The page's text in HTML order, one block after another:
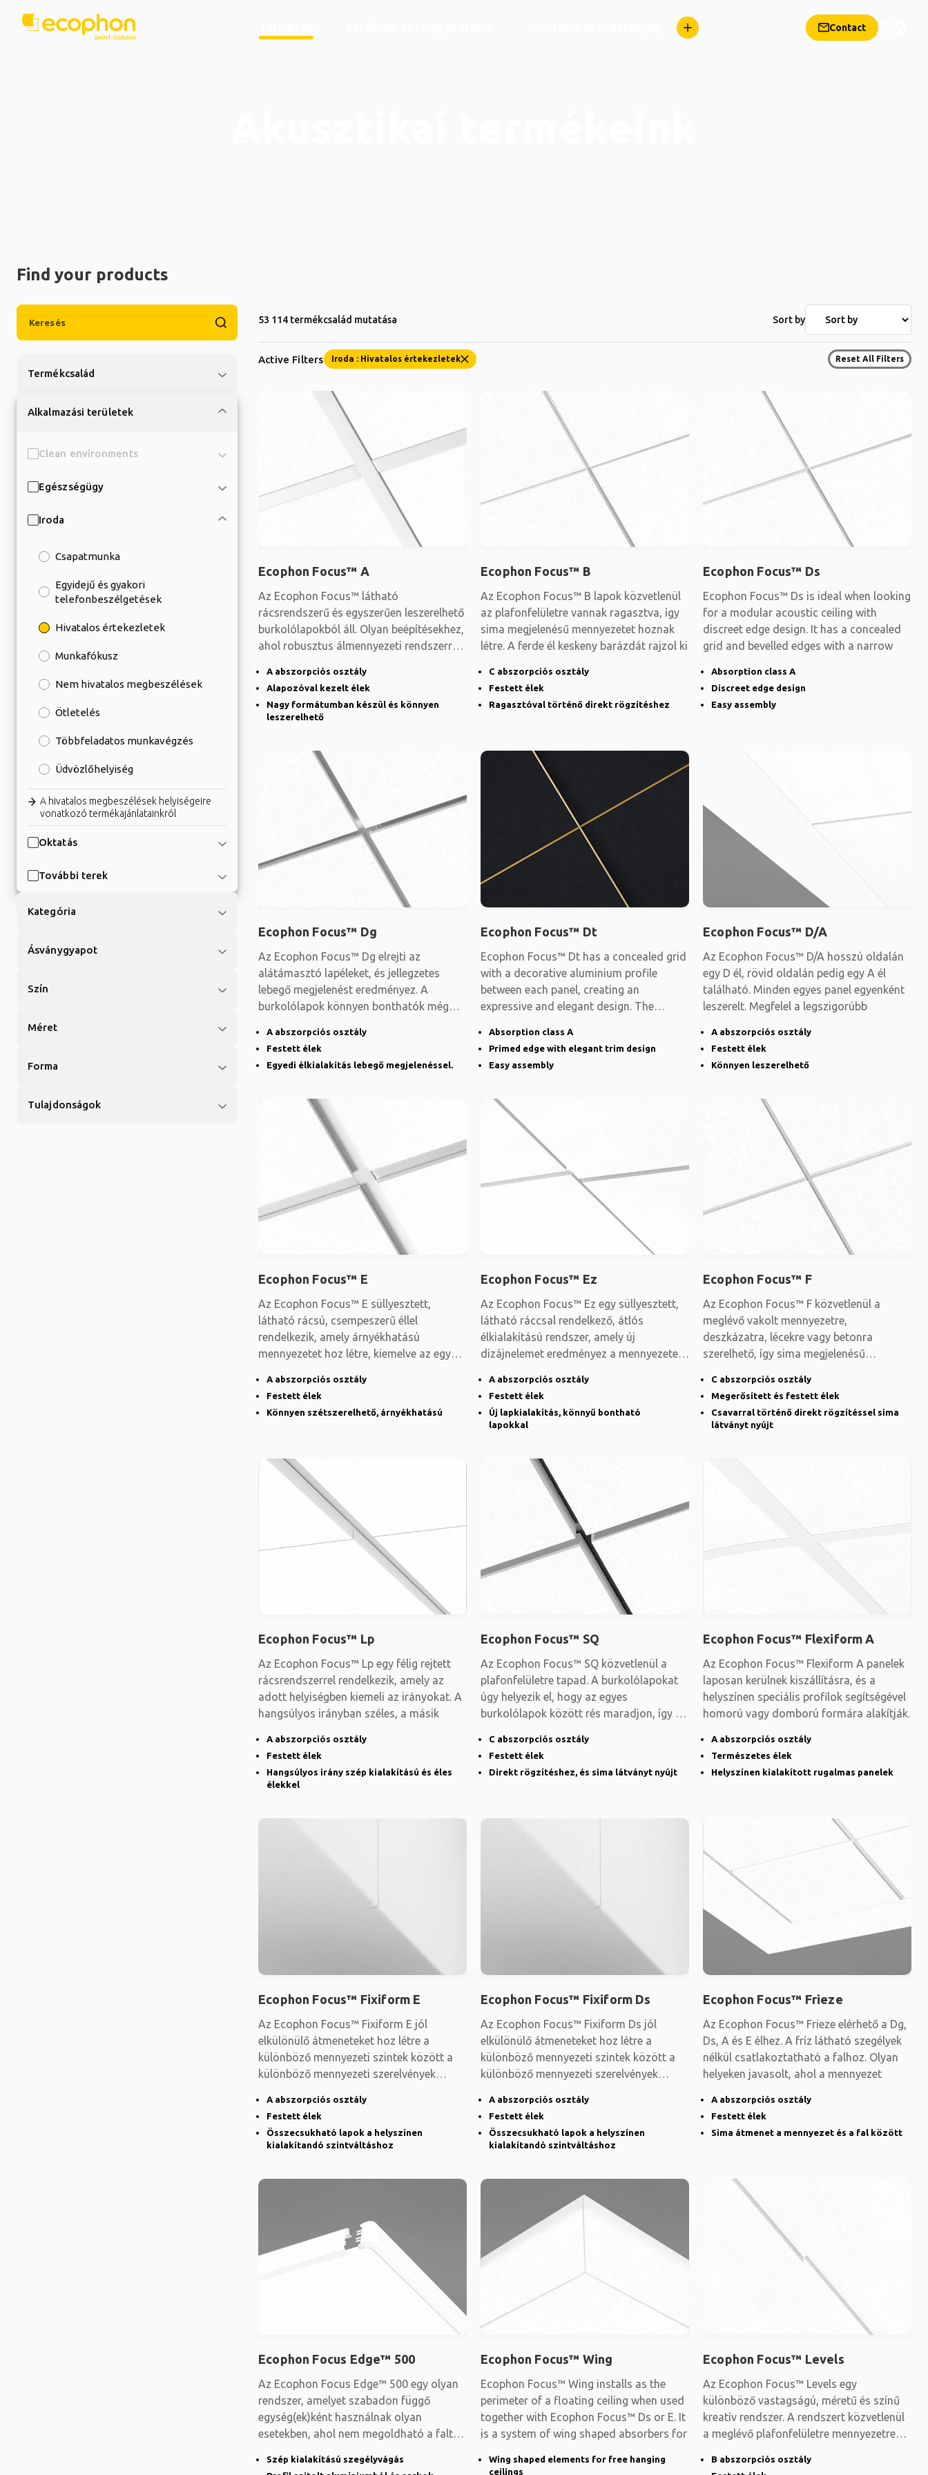
Contact
Find your products
Termékcsalád
Alkalmazási területek
Clean environments
Egészségügy
Iroda
Csapatmunka
Egyidejű és gyakori
telefonbeszélgetések
Hivatalos értekezletek
Munkafókusz
Nem hivatalos megbeszélések
Ötletelés
Többfeladatos munkavégzés
Üdvözlőhelyiség
A hivatalos megbeszélések helyiségeire
vonatkozó termékajánlatainkról
Oktatás
További terek
Kategória
Ásványgyapot
Szín
Méret
Forma
Tulajdonságok
53 114 termékcsalád mutatása Sort by
Active Filters Iroda : Hivatalos értekezletek Reset All Filters
Ecophon Focus™ A
Az Ecophon Focus™ látható
rácsrendszerű és egyszerűen leszerelhető
burkolólapokból áll. Olyan beépítésekhez,
ahol robusztus álmennyezeti rendszerre
A abszorpciós osztály
Alapozóval kezelt élek
Nagy formátumban készül és könnyen
leszerelhető
Ecophon Focus™ B
Az Ecophon Focus™ B lapok közvetlenül
az plafonfelületre vannak ragasztva, így
sima megjelenésű mennyezetet hoznak
létre. A ferde él keskeny barázdát rajzol ki
C abszorpciós osztály
Festett élek
Ragasztóval történő direkt rögzítéshez
Ecophon Focus™ Ds
Ecophon Focus™ Ds is ideal when looking
for a modular acoustic ceiling with
discreet edge design. It has a concealed
grid and bevelled edges with a narrow
Absorption class A
Discreet edge design
Easy assembly
Ecophon Focus™ Dg
Az Ecophon Focus™ Dg elrejti az
alátámasztó lapéleket, és jellegzetes
lebegő megjelenést eredményez. A
burkolólapok könnyen bonthatók még
A abszorpciós osztály
Festett élek
Egyedi élkialakítás lebegő megjelenéssel.
Ecophon Focus™ Dt
Ecophon Focus™ Dt has a concealed grid
with a decorative aluminium profile
between each panel, creating an
expressive and elegant design. The
Absorption class A
Primed edge with elegant trim design
Easy assembly
Ecophon Focus™ D/A
Az Ecophon Focus™ D/A hosszú oldalán
egy D él, rövid oldalán pedig egy A él
található. Minden egyes panel egyenként
leszerelt. Megfelel a legszigorúbb
A abszorpciós osztály
Festett élek
Könnyen leszerelhető
Ecophon Focus™ E
Az Ecophon Focus™ E süllyesztett,
látható rácsú, csempeszerű éllel
rendelkezik, amely árnyékhatású
mennyezetet hoz létre, kiemelve az egyes
A abszorpciós osztály
Festett élek
Könnyen szétszerelhető, árnyékhatású
Ecophon Focus™ Ez
Az Ecophon Focus™ Ez egy süllyesztett,
látható ráccsal rendelkező, átlós
élkialakítású rendszer, amely új
dizájnelemet eredményez a mennyezeten.
A abszorpciós osztály
Festett élek
Új lapkialakítás, könnyű bontható
lapokkal
Ecophon Focus™ F
Az Ecophon Focus™ F közvetlenül a
meglévő vakolt mennyezetre,
deszkázatra, lécekre vagy betonra
szerelhető, így sima megjelenésű
C abszorpciós osztály
Megerősített és festett élek
Csavarral történő direkt rögzítéssel sima
látványt nyújt
Ecophon Focus™ Lp
Az Ecophon Focus™ Lp egy félig rejtett
rácsrendszerrel rendelkezik, amely az
adott helyiségben kiemeli az irányokat. A
hangsúlyos irányban széles, a másik
A abszorpciós osztály
Festett élek
Hangsúlyos irány szép kialakítású és éles
élekkel
Ecophon Focus™ SQ
Az Ecophon Focus™ SQ közvetlenül a
plafonfelületre tapad. A burkolólapokat
úgy helyezik el, hogy az egyes
burkolólapok között rés maradjon, így a
C abszorpciós osztály
Festett élek
Direkt rögzítéshez, és sima látványt nyújt
Ecophon Focus™ Flexiform A
Az Ecophon Focus™ Flexiform A panelek
laposan kerülnek kiszállításra, és a
helyszínen speciális profilok segítségével
homorú vagy domború formára alakítják.
A abszorpciós osztály
Természetes élek
Helyszínen kialakított rugalmas panelek
Ecophon Focus™ Fixiform E
Az Ecophon Focus™ Fixiform E jól
elkülönülő átmeneteket hoz létre a
különböző mennyezeti szintek között a
különböző mennyezeti szerelvények
A abszorpciós osztály
Festett élek
Összecsukható lapok a helyszínen
kialakítandó szintváltáshoz
Ecophon Focus™ Fixiform Ds
Az Ecophon Focus™ Fixiform Ds jól
elkülönülő átmeneteket hoz létre a
különböző mennyezeti szintek között a
különböző mennyezeti szerelvények
A abszorpciós osztály
Festett élek
Összecsukható lapok a helyszínen
kialakítandó szintváltáshoz
Ecophon Focus™ Frieze
Az Ecophon Focus™ Frieze elérhető a Dg,
Ds, A és E élhez. A fríz látható szegélyek
nélkül csatlakoztatható a falhoz. Olyan
helyeken javasolt, ahol a mennyezet
A abszorpciós osztály
Festett élek
Sima átmenet a mennyezet és a fal között
Ecophon Focus Edge™ 500
Az Ecophon Focus Edge™ 500 egy olyan
rendszer, amelyet szabadon függő
egység(ek)ként használnak olyan
esetekben, ahol nem megoldható a faltól
Szép kialakítású szegélyvágás
Ecophon Focus™ Wing
Ecophon Focus™ Wing installs as the
perimeter of a floating ceiling when used
together with Ecophon Focus™ Ds or E. It
is a system of wing shaped absorbers for
Wing shaped elements for free hanging
ceilings
Ecophon Focus™ Levels
Az Ecophon Focus™ Levels egy
különböző vastagságú, méretű és színű
kreatív rendszer. A rendszert közvetlenül
a meglévő plafonfelületre mennyezetre
B abszorpciós osztály